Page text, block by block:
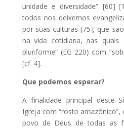
unidade e diversidade” [60]
todos nos deixemos
por suas culturas [75], que
na vida cotidiana, nas quais
pluriforme” (EG 220) com
[cf. 4].
Que podemos esperar?
A finalidade principal deste
Igreja com “rosto
povo de Deus de todas as